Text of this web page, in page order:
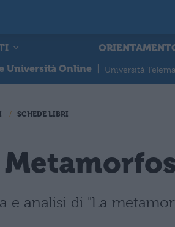
Università Online
Università
SCHEDE LIBRI
e analisi di "La